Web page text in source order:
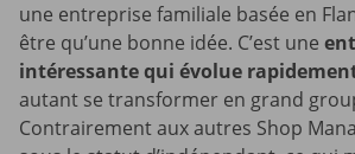
une entreprise familiale basée en
être qu’une bonne idée. C’est une
intéressante qui évolue
autant se transformer en grand
Contrairement aux autres Shop